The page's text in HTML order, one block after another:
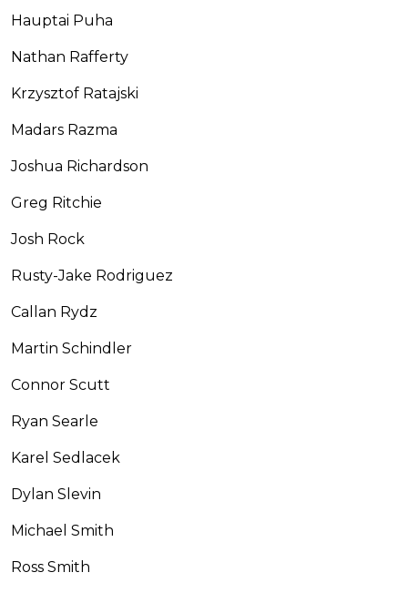
Hauptai Puha
Nathan Rafferty
Krzysztof Ratajski
Madars Razma
Joshua Richardson
Greg Ritchie
Josh Rock
Rusty-Jake Rodriguez
Callan Rydz
Martin Schindler
Connor Scutt
Ryan Searle
Karel Sedlacek
Dylan Slevin
Michael Smith
Ross Smith